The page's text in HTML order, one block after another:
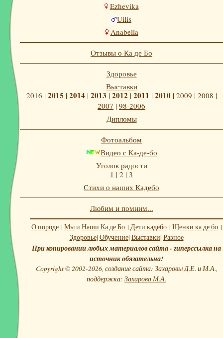
Ezhevika
Uilis
Anabella
Отзывы о Ка де Бо
Здоровье
Выставки
2016 | 2015 | 2014| 2013 | 2012 | 2011 | 2010 | 2009 | 2008 |
2007 | 98-2006
Дипломы
Фотоальбом
Видео с Ка-де-бо
Уголок радости
1 | 2 | 3
Стихи о наших Кадебо
Любим и помним...
О породе| Мыи Наши Ка де Бо| Дети кадебо| Щенки ка де бо|
Здоровье| Обучение| Выставки| Разное
При копировании любых материалов сайта - гиперссылка на
источник обязательна!
Copyright © 2002-2026, создание сайта: Захаровы Д.Е. и М.А.,
поддержка: Захарова М.А.